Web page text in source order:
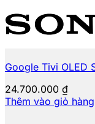
Google Tivi OLED
24.700.000 ₫
Thêm vào giỏ hàng